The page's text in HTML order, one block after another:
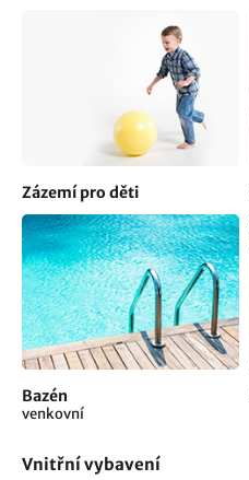
Zázemí pro děti
Bazén
venkovní
Vnitřní vybavení